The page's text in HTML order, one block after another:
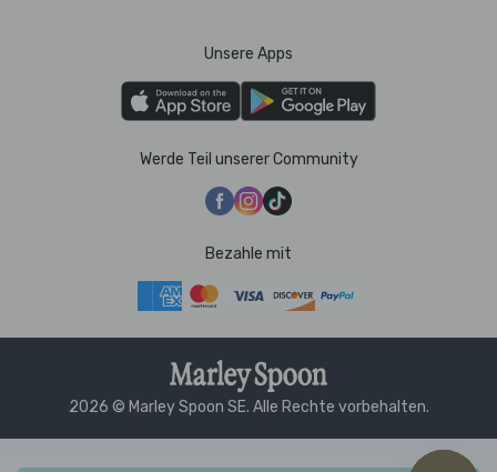
Unsere Apps
Werde Teil unserer Community
Bezahle mit
2026 © Marley Spoon SE. Alle Rechte vorbehalten.